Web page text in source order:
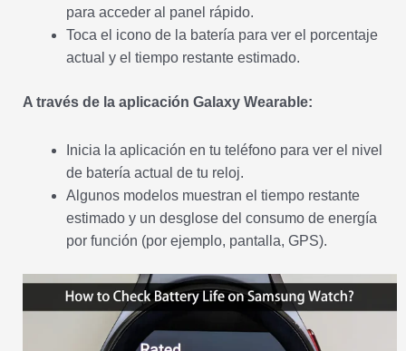
para acceder al panel rápido.
Toca el icono de la batería para ver el porcentaje
actual y el tiempo restante estimado.
A través de la aplicación Galaxy Wearable:
Inicia la aplicación en tu teléfono para ver el nivel
de batería actual de tu reloj.
Algunos modelos muestran el tiempo restante
estimado y un desglose del consumo de energía
por función (por ejemplo, pantalla, GPS).